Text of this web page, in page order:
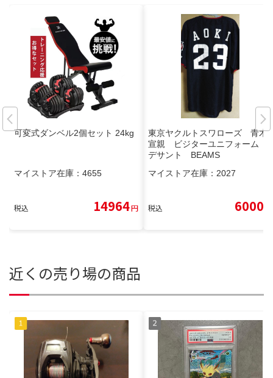
可変式ダンベル2個セット 24kg
マイストア在庫： 4655
税込 14964円
東京ヤクルトスワローズ 青木
宣親 ビジターユニフォーム
デサント BEAMS
マイストア在庫： 2027
税込 6000
近くの売り場の商品